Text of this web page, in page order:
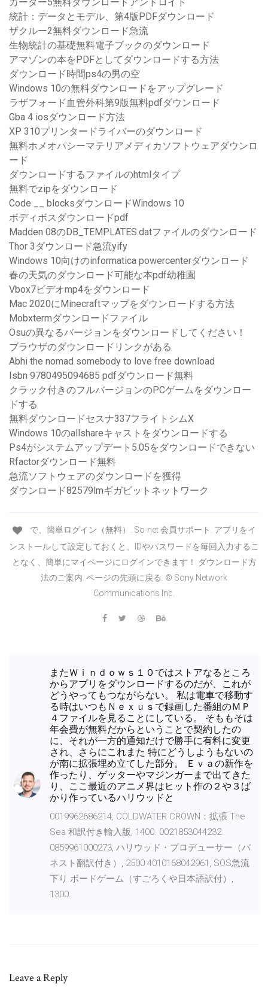
カーター5無料ダウンロードアンドロイド
統計：データとモデル、第4版PDFダウンロード
ザクルー2無料ダウンロード急流
生物統計の基礎無料電子ブックのダウンロード
アマゾンの本をPDFとしてダウンロードする方法
ダウンロード時間ps4の男の空
Windows 10の無料ダウンロードをアップグレード
ラザフォード血管外科第9版無料pdfダウンロード
Gba 4 iosダウンロード方法
XP 310プリンタードライバーのダウンロード
無料ホメオパシーマテリアメディカソフトウェアダウンロ
ード
ダウンロードするファイルのhtmlタイプ
無料でzipをダウンロード
Code __ blocksダウンロードWindows 10
ボディボスダウンロードpdf
Madden 08の​​DB_TEMPLATES.datファイルのダウンロード
Thor 3ダウンロード急流yify
Windows 10向けのinformatica powercenterダウンロード
春の天気のダウンロード可能な本pdf幼稚園
Vbox7ビデオmp4をダウンロード
Mac 2020にMinecraftマップをダウンロードする方法
Mobxtermダウンロードファイル
Osuの異なるバージョンをダウンロードしてください！
ブラウザのダウンロードリンクがある
Abhi the nomad somebody to love free download
Isbn 9780495094685 pdfダウンロード無料
クラック付きのフルバージョンのPCゲームをダウンロー
ドする
無料ダウンロードセスナ337フライトシムX
Windows 10のallshareキャストをダウンロードする
Ps4がシステムアップデート5.05をダウンロードできない
Rfactorダウンロード無料
急流ソフトウェアのダウンロードを獲得
ダウンロード82579lmギガビットネットワーク
で、簡単ログイン（無料）. So-net 会員サポート. アプリをイ
ンストールして設定しておくと、IDやパスワードを毎回入力するこ
となく、簡単にマイページにログインできます！ ダウンロード方
法のご案内. ページの先頭に戻る. © Sony Network
Communications Inc.
またＷｉｎｄｏｗｓ１０ではストアなるところ
からアプリをダウンロードするのだが、これが
どうやってもつながらない。 私は電車で移動す
る時はいつもＮｅｘｕｓで録画した番組のＭＰ
４ファイルを見ることにしている。 そももそは
年会費が無料だからということで契約したの
に、それが一方的通知だけで勝手に有料に変更
され、さらにこれまた 特にどうしようもないの
が南に拡張埋め立てした部分。 Ｅｖａの新作を
作ったり、ゲッターやマジンガーまで出てきた
り、ここ最近のアニメ界はヒット作の２や３ば
かり作っているハリウッドと
0019962686214, COLDWATER CROWN：拡張 The
Sea 和訳付き輸入版, 1400. 0021853044232
0859961000273, ハリウッド・プロデューサー（バ
ネスト翻訳付き）, 2500 4010168042961, SOS急流
下り ボードゲーム（すごろくや日本語訳付）,
1300.
Leave a Reply